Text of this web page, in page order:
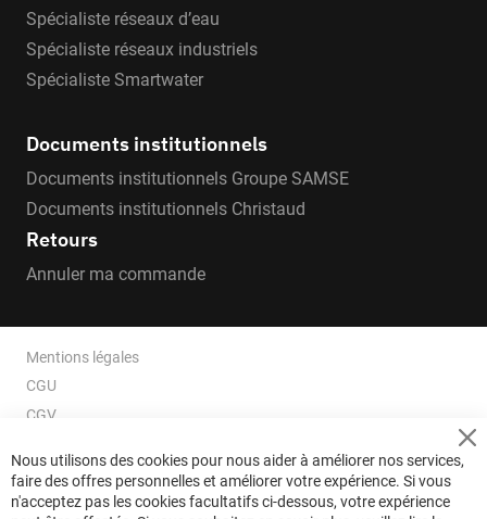
Spécialiste réseaux d’eau
Spécialiste réseaux industriels
Spécialiste Smartwater
Documents institutionnels
Documents institutionnels Groupe SAMSE
Documents institutionnels Christaud
Retours
Annuler ma commande
Mentions légales
CGU
CGV
Données personnelles
Confidentialité
Nous utilisons des cookies pour nous aider à améliorer nos services,
faire des offres personnelles et améliorer votre expérience. Si vous
n'acceptez pas les cookies facultatifs ci-dessous, votre expérience